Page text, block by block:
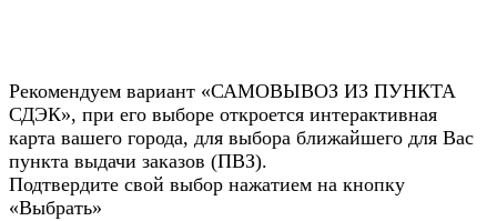
Рекомендуем вариант «САМОВЫВОЗ ИЗ ПУНКТА
СДЭК», при его выборе откроется интерактивная
карта вашего города, для выбора ближайшего для Вас
пункта выдачи заказов (ПВЗ).
Подтвердите свой выбор нажатием на кнопку
«Выбрать»